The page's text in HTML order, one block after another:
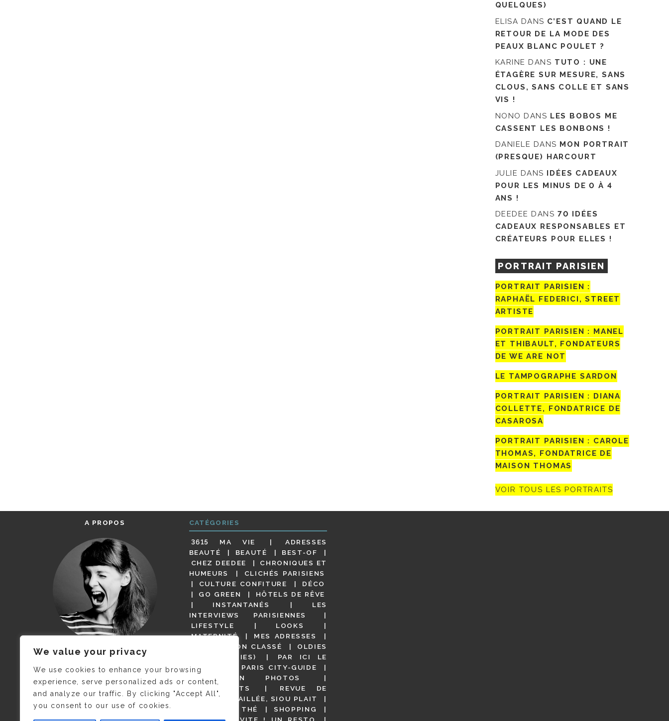
We value your privacy
We use cookies to enhance your browsing
experience, serve personalized ads or content,
and analyze our traffic. By clicking "Accept All",
you consent to our use of cookies.
QUELQUES)
ELISA DANS C’EST QUAND LE
RETOUR DE LA MODE DES
PEAUX BLANC POULET ?
KARINE DANS TUTO : UNE
ÉTAGÈRE SUR MESURE, SANS
CLOUS, SANS COLLE ET SANS
VIS !
NONO DANS LES BOBOS ME
CASSENT LES BONBONS !
DANIELE DANS MON PORTRAIT
(PRESQUE) HARCOURT
JULIE DANS IDÉES CADEAUX
POUR LES MINUS DE 0 À 4
ANS !
DEEDEE DANS 70 IDÉES
CADEAUX RESPONSABLES ET
CRÉATEURS POUR ELLES !
PORTRAIT PARISIEN
PORTRAIT PARISIEN :
RAPHAËL FEDERICI, STREET
ARTISTE
PORTRAIT PARISIEN : MANEL
ET THIBAULT, FONDATEURS
DE WE ARE NOT
LE TAMPOGRAPHE SARDON
PORTRAIT PARISIEN : DIANA
COLLETTE, FONDATRICE DE
CASAROSA
PORTRAIT PARISIEN : CAROLE
THOMAS, FONDATRICE DE
MAISON THOMAS
VOIR TOUS LES PORTRAITS
A PROPOS
JE M’APPELLE DELPHINE MAIS
C’EST ©CAMILLE COLLIN QUI A
PRIS CETTE PHOTO !
CATÉGORIES
3615 MA VIE
ADRESSES
BEAUTÉ
BEAUTÉ
BEST-OF
CHEZ DEEDEE
CHRONIQUES ET
HUMEURS
CLICHÉS PARISIENS
CULTURE CONFITURE
DÉCO
GO GREEN
HÔTELS DE RÊVE
INSTANTANÉS
LES
INTERVIEWS PARISIENNES
LIFESTYLE
LOOKS
MATERNITÉ
MES ADRESSES
NON CLASSÉ
OLDIES
(BUT GOODIES)
PAR ICI LE
MAGOT !
PARIS CITY-GUIDE
PARIS EN PHOTOS
RESTAURANTS
REVUE DE
PRESSE DÉTAILLÉE, SIOU PLAIT
SALONS DE THÉ
SHOPPING
VIDÉOS
VITE ! UN RESTO